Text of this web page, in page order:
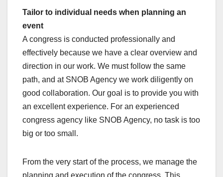
Tailor to individual needs when planning an
event
A congress is conducted professionally and
effectively because we have a clear overview and
direction in our work. We must follow the same
path, and at SNOB Agency we work diligently on
good collaboration. Our goal is to provide you with
an excellent experience. For an experienced
congress agency like SNOB Agency, no task is too
big or too small.
From the very start of the process, we manage the
planning and execution of the congress. This